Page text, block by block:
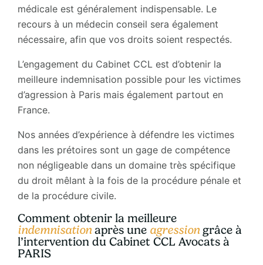
médicale est généralement indispensable. Le
recours à un médecin conseil sera également
nécessaire, afin que vos droits soient respectés.
L’engagement du Cabinet CCL est d’obtenir la
meilleure indemnisation possible pour les victimes
d’agression à Paris mais également partout en
France.
Nos années d’expérience à défendre les victimes
dans les prétoires sont un gage de compétence
non négligeable dans un domaine très spécifique
du droit mêlant à la fois de la procédure pénale et
de la procédure civile.
Comment obtenir la meilleure
indemnisationaprès une agressiongrâce à
l’intervention du Cabinet CCL Avocats à
PARIS